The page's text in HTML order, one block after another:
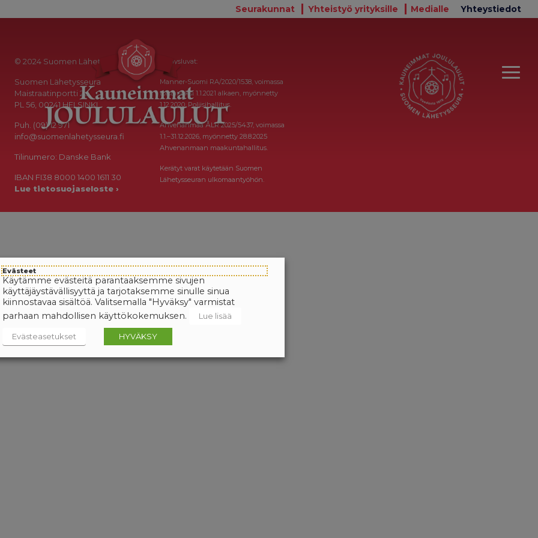
Seurakunnat Yhteistyö yrityksille Medialle Yhteystiedot
© 2024 Suomen Lähetysseura
Suomen Lähetysseura
Maistraatinportti 2a
PL 56, 00241 HELSINKI
Puh. (09) 12 971
info@suomenlahetysseura.fi
Tilinumero: Danske Bank
IBAN FI38 8000 1400 1611 30
Lue tietosuojaseloste ›
Keräysluvat:
Manner-Suomi RA/2020/1538, voimassa
toistaiseksi 1.1.2021 alkaen, myönnetty
1.12.2020, Poliisihallitus.
Ahvenanmaa ÅLR 2025/5437, voimassa
1.1.–31.12.2026, myönnetty 28.8.2025
Ahvenanmaan maakuntahallitus.
Kerätyt varat käytetään Suomen
Lähetysseuran ulkomaantyöhön.
Evästeet
Käytämme evästeitä parantaaksemme sivujen
käyttäjäystävällisyyttä ja tarjotaksemme sinulle sinua
kiinnostavaa sisältöä. Valitsemalla "Hyväksy" varmistat
parhaan mahdollisen käyttökokemuksen.
Lue lisää
Evästeasetukset HYVÄKSY